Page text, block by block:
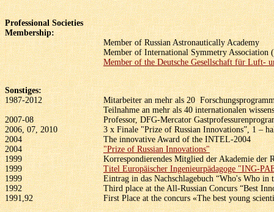
Professional Societies
Membership:
Member of Russian Astronautically Academy
Member of International Symmetry Association
Member of the Deutsche Gesellschaft für Luft-
Sonstiges:
1987-2012
Mitarbeiter an mehr als 20
Teilnahme an mehr als 40 internationalen
2007-08
Professor, DFG-Mercator
2006, 07, 2010
3 x Finale "Prize of Russian Innovations”, 1 –
2004
The innovative Award of the INTEL-2004
2004
"Prize of Russian Innovations"
1999
Korrespondierendes Mitglied der Akademie der
1999
Titel Europäischer Ingenieurpädagoge "ING-
1999
Eintrag in das Nachschlagebuch “Who's Who
1992
Third place at the All-Russian Concurs “Best
1991,92
First Place at the concurs «The best young